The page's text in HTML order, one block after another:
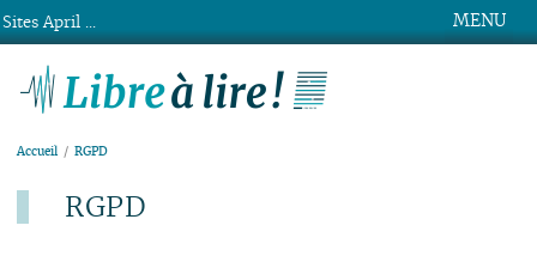
MENU
Accueil RGPD
RGPD
Sites April ...